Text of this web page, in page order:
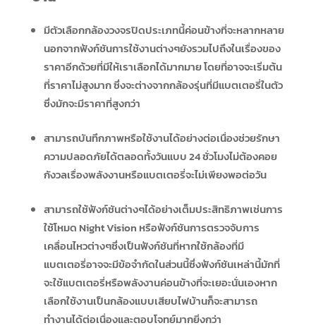
มีตัวเลือกกล้องวงจรปิดประเภทนี้ค่อนข้างที่จะหลากหลาย
นอกจากฟังก์ชันการใช้งานต่างๆยังรวมไปถึงในเรื่องของ
ราคาอีกด้วยที่มีให้เราเลือกได้มากมาย โดยที่อาจจะเริ่มต้น
ที่ราคาไม่สูงมาก ซึ่งจะต่างจากกล้องรุ่นที่มีแบตเตอรี่ในตัว
ซึ่งมักจะมีราคาที่สูงกว่า
สามารถบันทึกภาพหรือใช้งานได้อย่างต่อเนื่องช่วยรักษา
ความปลอดภัยได้ตลอดทั้งวันแบบ 24 ชั่วโมงไม่ต้องคอย
กังวลเรื่องพลังงานหรือแบตเตอรี่จะไม่เพียงพอต่อวัน
สามารถใช้ฟังก์ชันต่างๆได้อย่างเต็มประสิทธิภาพเช่นการ
ใช้โหมด Night Vision หรือฟังก์ชันการตรวจจับการ
เคลื่อนไหวต่างๆซึ่งเป็นฟังก์ชันที่หากใช้กล้องที่มี
แบตเตอรี่อาจจะมีข้อจำกัดในส่วนนี้ซึ่งฟังก์ชันเหล่านี้มักที่
จะใช้แบตเตอรี่หรือพลังงานค่อนข้างที่จะเยอะนั่นเองหาก
เลือกใช้งานเป็นกล้องแบบเสียบไฟบ้านก็จะสามารถ
ทำงานได้ต่อเนื่องและตอบโจทย์มากยิ่งกว่า